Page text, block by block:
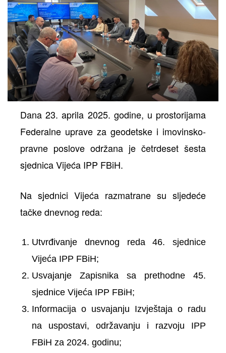
Dana 23. aprila 2025. godine, u prostorijama
Federalne uprave za geodetske i imovinsko-
pravne poslove održana je četrdeset šesta
sjednica Vijeća IPP FBiH.
Na sjednici Vijeća razmatrane su sljedeće
tačke dnevnog reda:
Utvrđivanje dnevnog reda 46. sjednice
Vijeća IPP FBiH;
Usvajanje Zapisnika sa prethodne 45.
sjednice Vijeća IPP FBiH;
Informacija o usvajanju Izvještaja o radu
na uspostavi, održavanju i razvoju IPP
FBiH za 2024. godinu;